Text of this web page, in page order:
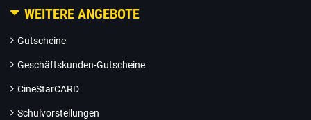
WEITERE ANGEBOTE
Gutscheine
Geschäftskunden-Gutscheine
CineStarCARD
Schulvorstellungen